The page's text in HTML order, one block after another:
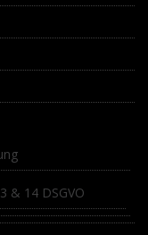
& 14 DSGVO